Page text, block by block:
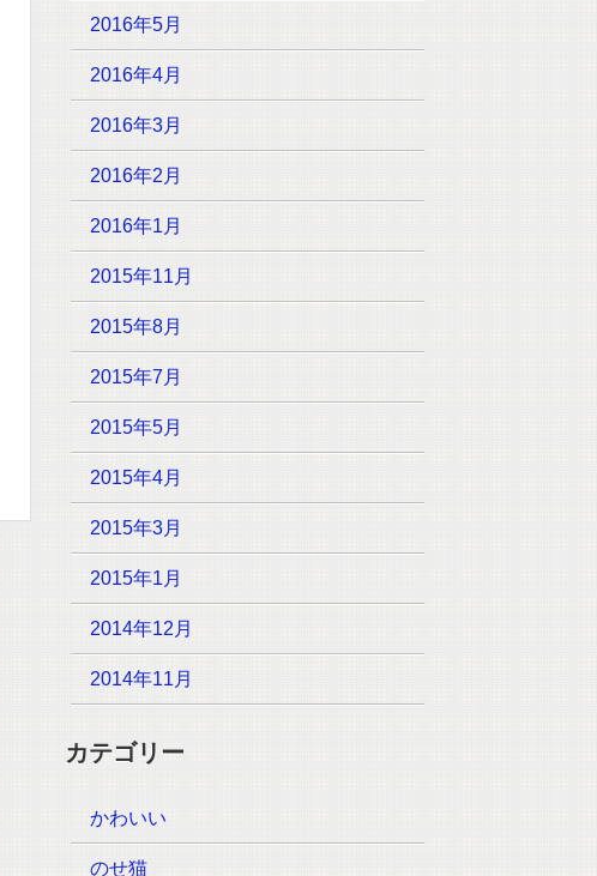
2016年5月
2016年4月
2016年3月
2016年2月
2016年1月
2015年11月
2015年8月
2015年7月
2015年5月
2015年4月
2015年3月
2015年1月
2014年12月
2014年11月
カテゴリー
かわいい
のせ猫